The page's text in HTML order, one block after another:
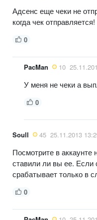
Адсенс еще чеки не
когда чек отправляется!
0
PacMan 10
У меня не чеки а
0
Soull 45 25.11.2013
Посмотрите в аккаунте
ставили ли вы ее. Если
срабатывает только в
0